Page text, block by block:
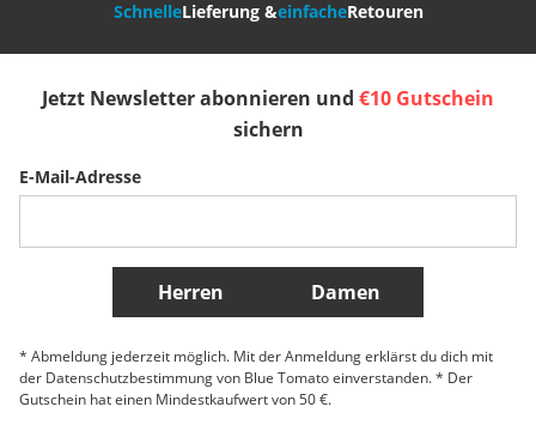
Slovenija
Belgique (Français) Danmark Norge
Weitere Länder
SchnelleLieferung &einfacheRetouren
Jetzt Newsletter abonnieren und €10 Gutschein
sichern
E-Mail-Adresse
Herren Damen
* Abmeldung jederzeit möglich. Mit der Anmeldung erklärst du dich mit
der Datenschutzbestimmung von Blue Tomato einverstanden. * Der
Gutschein hat einen Mindestkaufwert von 50 €.